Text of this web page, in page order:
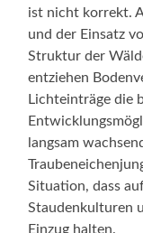
ist nicht korrekt.
und der Einsatz
Struktur der
entziehen
Lichteinträge die
langsam
Situation, dass
Staudenkulturen
Einzug halten.